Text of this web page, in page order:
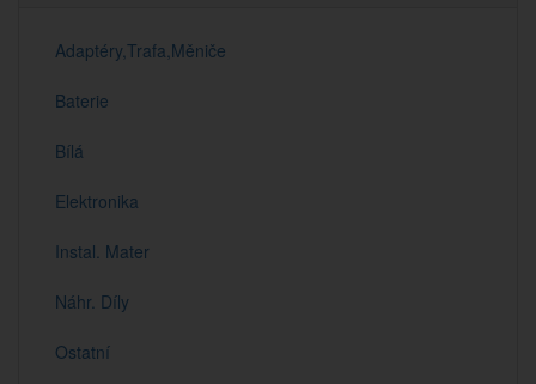
Adaptéry,Trafa,Měniče
Baterie
Bílá
Elektronika
Instal. Mater
Náhr. Díly
Ostatní